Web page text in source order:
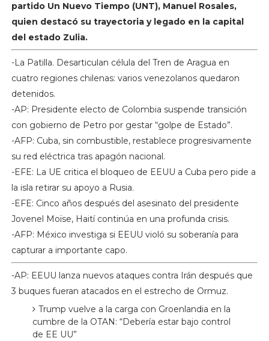
partido Un Nuevo Tiempo (UNT), Manuel Rosales,
quien destacó su trayectoria y legado en la capital
del estado Zulia.
-La Patilla. Desarticulan célula del Tren de Aragua en
cuatro regiones chilenas: varios venezolanos quedaron
detenidos.
-AP: Presidente electo de Colombia suspende transición
con gobierno de Petro por gestar “golpe de Estado”.
-AFP: Cuba, sin combustible, restablece progresivamente
su red eléctrica tras apagón nacional.
-EFE: La UE critica el bloqueo de EEUU a Cuba pero pide a
la isla retirar su apoyo a Rusia.
-EFE: Cinco años después del asesinato del presidente
Jovenel Moïse, Haití continúa en una profunda crisis.
-AFP: México investiga si EEUU violó su soberanía para
capturar a importante capo.
-AP: EEUU lanza nuevos ataques contra Irán después que
3 buques fueran atacados en el estrecho de Ormuz.
Trump vuelve a la carga con Groenlandia en la
cumbre de la OTAN: “Debería estar bajo control
de EE UU”